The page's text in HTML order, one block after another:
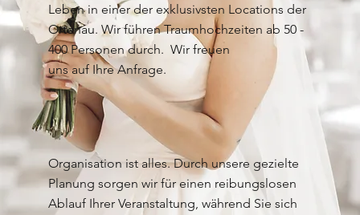
Leben in einer der exklusivsten Locations der
Ortenau. Wir führen Traumhochzeiten ab 50 -
400 Personen durch. Wir freuen
uns auf Ihre Anfrage.
Organisation ist alles. Durch unsere gezielte
Planung sorgen wir für einen reibungslosen
Ablauf Ihrer Veranstaltung, während Sie sich